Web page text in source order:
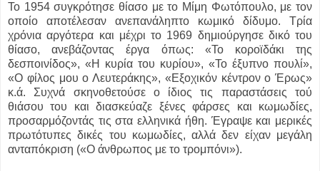
Το 1954 συγκρότησε θίασο με το Μίμη Φωτόπουλο, με τον
οποίο αποτέλεσαν ανεπανάληπτο κωμικό δίδυμο. Τρία
χρόνια αργότερα και μέχρι το 1969 δημιούργησε δικό του
θίασο, ανεβάζοντας έργα όπως: «Το κοροϊδάκι της
δεσποινίδος», «Η κυρία του κυρίου», «Το έξυπνο πουλί»,
«Ο φίλος μου ο Λευτεράκης», «Εξοχικόν κέντρον ο Έρως»
κ.ά. Συχνά σκηνοθετούσε ο ίδιος τις παραστάσεις τού
θιάσου του και διασκεύαζε ξένες φάρσες και κωμωδίες,
προσαρμόζοντάς τις στα ελληνικά ήθη. Έγραψε και μερικές
πρωτότυπες δικές του κωμωδίες, αλλά δεν είχαν μεγάλη
ανταπόκριση («Ο άνθρωπος με το τρομπόνι»).